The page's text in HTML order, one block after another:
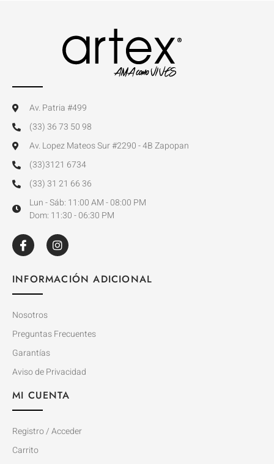
Av. Patria #499
(33) 36 73 50 98
Av. Lopez Mateos Sur #2290 - 4B Zapopan
(33)3121 6734
(33) 31 21 66 36
Lun - Sáb: 11:00 AM - 08:00 PM
Dom: 11:30 - 06:30 PM
INFORMACIÓN ADICIONAL
Nosotros
Preguntas Frecuentes
Garantías
Aviso de Privacidad
MI CUENTA
Registro / Acceder
Carrito